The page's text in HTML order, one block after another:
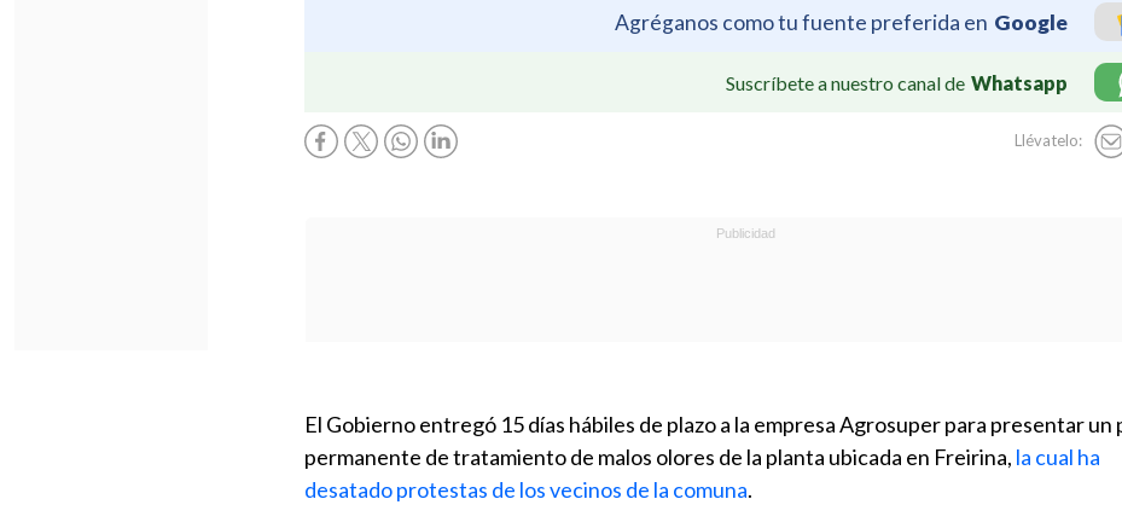
Agréganos como tu fuente preferida en Google
Suscríbete a nuestro canal de Whatsapp
Llévatelo:
El Gobierno entregó 15 días hábiles de plazo a la empresa Agrosuper para presentar un
permanente de tratamiento de malos olores de la planta ubicada en Freirina, la cual ha
desatado protestas de los vecinos de la comuna.